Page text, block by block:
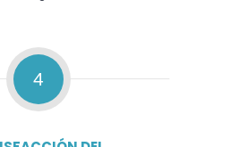
4